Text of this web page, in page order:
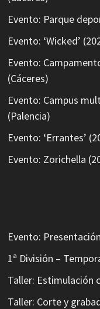
Evento: Parque
Evento: ‘Wicked’
Evento:
(Cáceres)
Evento: Campus
(Palencia)
Evento: ‘Errantes’
Evento: Zorichella
Evento:
1ª División –
Taller: Estimulación
Taller: Corte y